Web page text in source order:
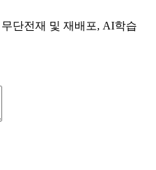
단전재 및 재배포, AI학습